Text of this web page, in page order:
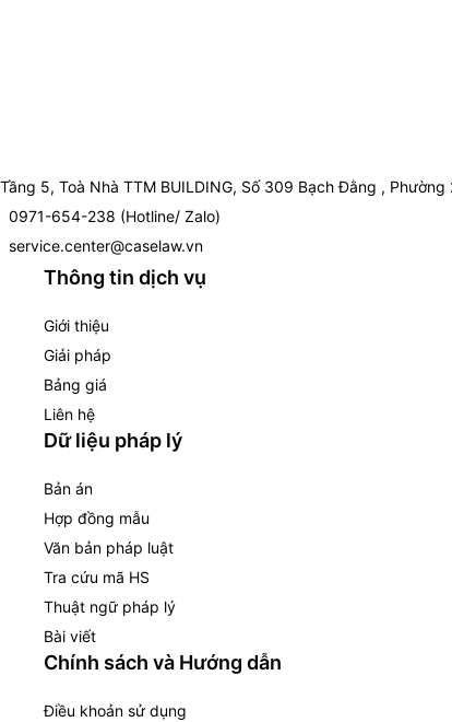
Tầng 5, Toà Nhà TTM BUILDING, Số 309 Bạch Đằng ,
0971-654-238 (Hotline/ Zalo)
service.center@caselaw.vn
Thông tin dịch vụ
Giới thiệu
Giải pháp
Bảng giá
Liên hệ
Dữ liệu pháp lý
Bản án
Hợp đồng mẫu
Văn bản pháp luật
Tra cứu mã HS
Thuật ngữ pháp lý
Bài viết
Chính sách và Hướng dẫn
Điều khoản sử dụng